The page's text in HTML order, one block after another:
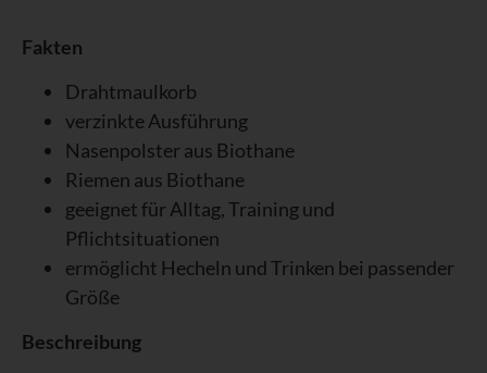
Fakten
Drahtmaulkorb
verzinkte Ausführung
Nasenpolster aus Biothane
Riemen aus Biothane
geeignet für Alltag, Training und
Pflichtsituationen
ermöglicht Hecheln und Trinken bei passender
Größe
Beschreibung